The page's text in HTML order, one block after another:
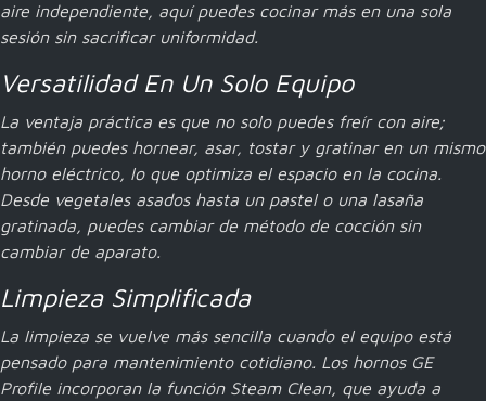
aire independiente, aquí puedes cocinar más en una sola
sesión sin sacrificar uniformidad.
Versatilidad En Un Solo Equipo
La ventaja práctica es que no solo puedes freír con aire;
también puedes hornear, asar, tostar y gratinar en un mismo
horno eléctrico, lo que optimiza el espacio en la cocina.
Desde vegetales asados hasta un pastel o una lasaña
gratinada, puedes cambiar de método de cocción sin
cambiar de aparato.
Limpieza Simplificada
La limpieza se vuelve más sencilla cuando el equipo está
pensado para mantenimiento cotidiano. Los hornos GE
Profile incorporan la función Steam Clean, que ayuda a